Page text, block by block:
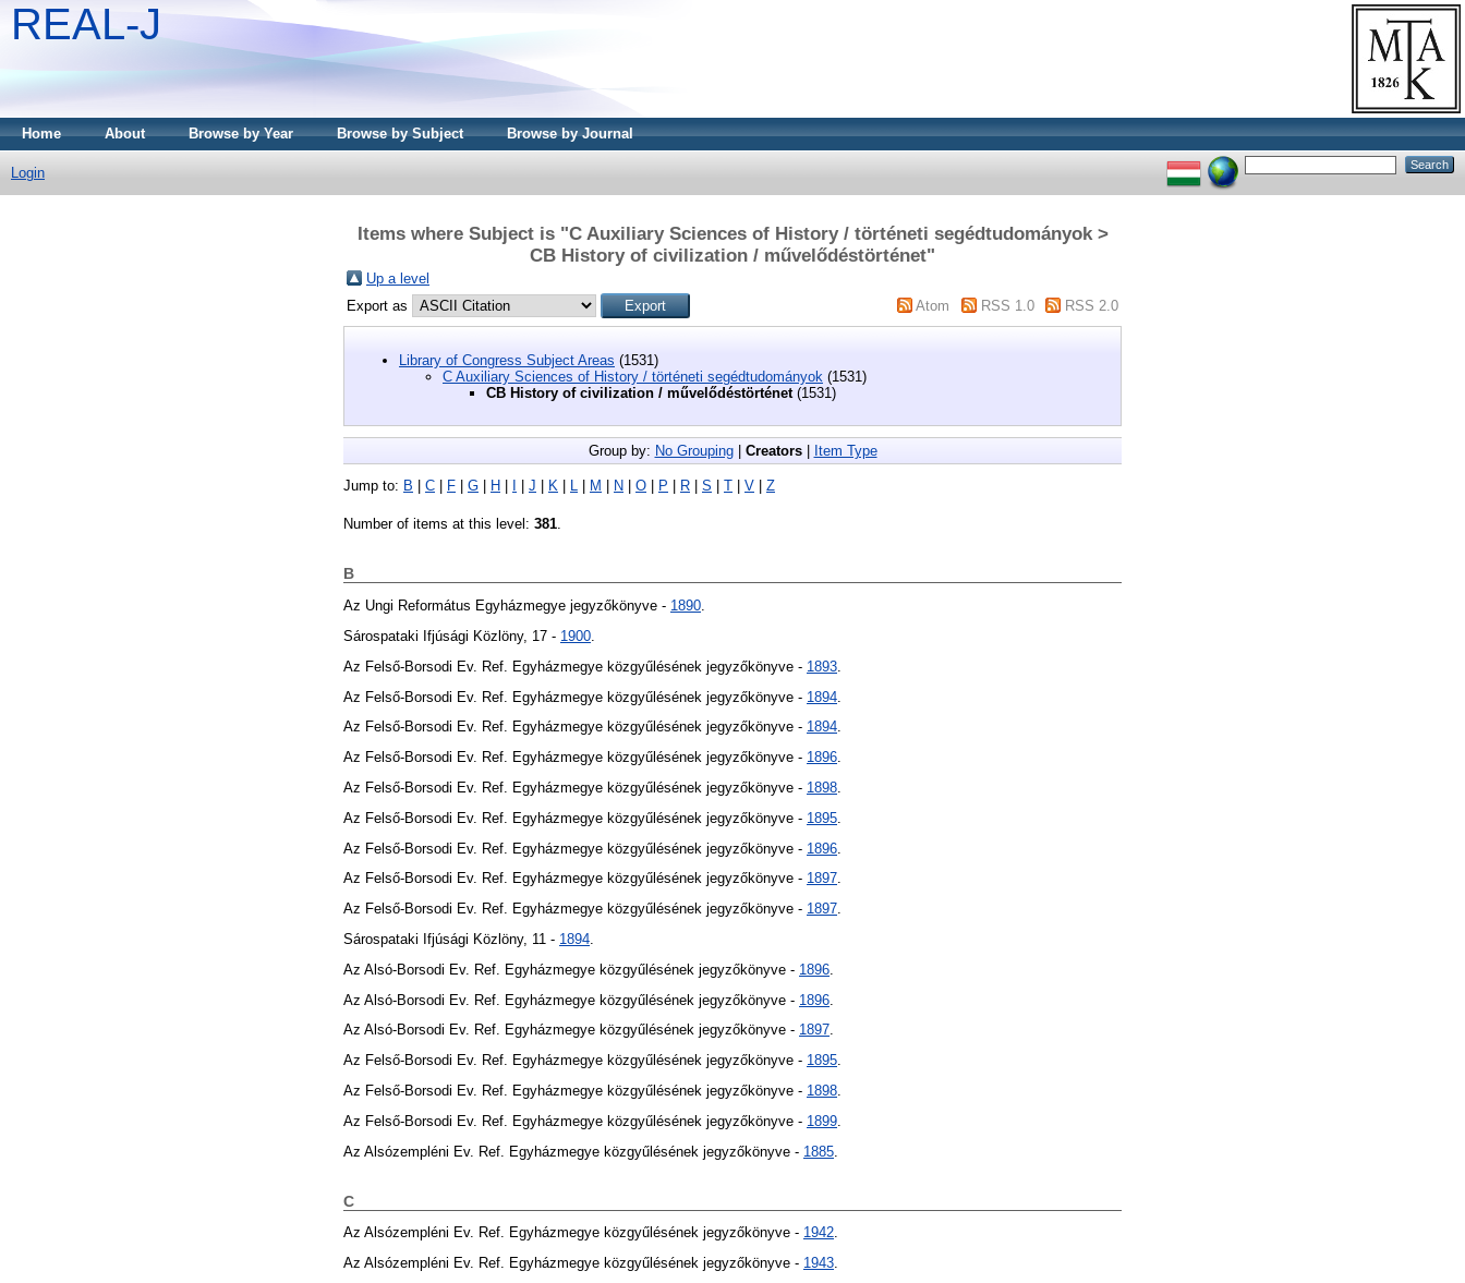
REAL-J
Home About Browse by Year Browse by Subject Browse by Journal
Login
Items where Subject is "C Auxiliary Sciences of History / történeti segédtudományok >
CB History of civilization / művelődéstörténet"
Up a level
Export as
Atom RSS 1.0 RSS 2.0
Library of Congress Subject Areas (1531)
C Auxiliary Sciences of History / történeti segédtudományok (1531)
CB History of civilization / művelődéstörténet(1531)
Group by: No Grouping| Creators| Item Type
Jump to: B C F G H J K L M N O P R S T V Z
Number of items at this level: 381.
B
Az Ungi Református Egyházmegye jegyzőkönyve - 1890.
Sárospataki Ifjúsági Közlöny, 17 - 1900
Az Felső-Borsodi Ev. Ref. Egyházmegye közgyűlésének jegyzőkönyve - 1893
Az Felső-Borsodi Ev. Ref. Egyházmegye közgyűlésének jegyzőkönyve - 1894
Az Felső-Borsodi Ev. Ref. Egyházmegye közgyűlésének jegyzőkönyve - 1894.
Az Felső-Borsodi Ev. Ref. Egyházmegye közgyűlésének jegyzőkönyve - 1896.
Az Felső-Borsodi Ev. Ref. Egyházmegye közgyűlésének jegyzőkönyve - 1898
Az Felső-Borsodi Ev. Ref. Egyházmegye közgyűlésének jegyzőkönyve - 1895
Az Felső-Borsodi Ev. Ref. Egyházmegye közgyűlésének jegyzőkönyve - 1896
Az Felső-Borsodi Ev. Ref. Egyházmegye közgyűlésének jegyzőkönyve - 1897.
Az Felső-Borsodi Ev. Ref. Egyházmegye közgyűlésének jegyzőkönyve - 1897.
Sárospataki Ifjúsági Közlöny, 11 - 1894
Az Alsó-Borsodi Ev. Ref. Egyházmegye közgyűlésének jegyzőkönyve - 1896
Az Alsó-Borsodi Ev. Ref. Egyházmegye közgyűlésének jegyzőkönyve - 1896
Az Alsó-Borsodi Ev. Ref. Egyházmegye közgyűlésének jegyzőkönyve - 1897.
Az Felső-Borsodi Ev. Ref. Egyházmegye közgyűlésének jegyzőkönyve - 1895.
Az Felső-Borsodi Ev. Ref. Egyházmegye közgyűlésének jegyzőkönyve - 1898
Az Felső-Borsodi Ev. Ref. Egyházmegye közgyűlésének jegyzőkönyve - 1899
Az Alsózempléni Ev. Ref. Egyházmegye közgyűlésének jegyzőkönyve - 1885
C
Az Alsózempléni Ev. Ref. Egyházmegye közgyűlésének jegyzőkönyve - 1942.
Az Alsózempléni Ev. Ref. Egyházmegye közgyűlésének jegyzőkönyve - 1943.